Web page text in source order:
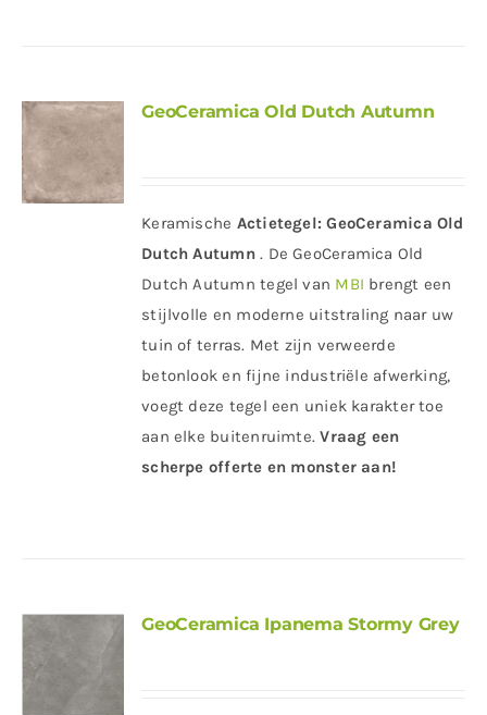
GeoCeramica Old Dutch Autumn
Keramische Actietegel: GeoCeramica Old
Dutch Autumn. De GeoCeramica Old
Dutch Autumn tegel van MBI brengt een
stijlvolle en moderne uitstraling naar uw
tuin of terras. Met zijn verweerde
betonlook en fijne industriële afwerking,
voegt deze tegel een uniek karakter toe
aan elke buitenruimte.Vraag een
scherpe offerte en monster aan!
GeoCeramica Ipanema Stormy Grey